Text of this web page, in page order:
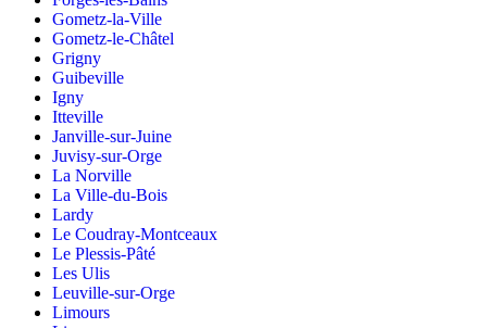
Gometz-la-Ville
Gometz-le-Châtel
Grigny
Guibeville
Igny
Itteville
Janville-sur-Juine
Juvisy-sur-Orge
La Norville
La Ville-du-Bois
Lardy
Le Coudray-Montceaux
Le Plessis-Pâté
Les Ulis
Leuville-sur-Orge
Limours